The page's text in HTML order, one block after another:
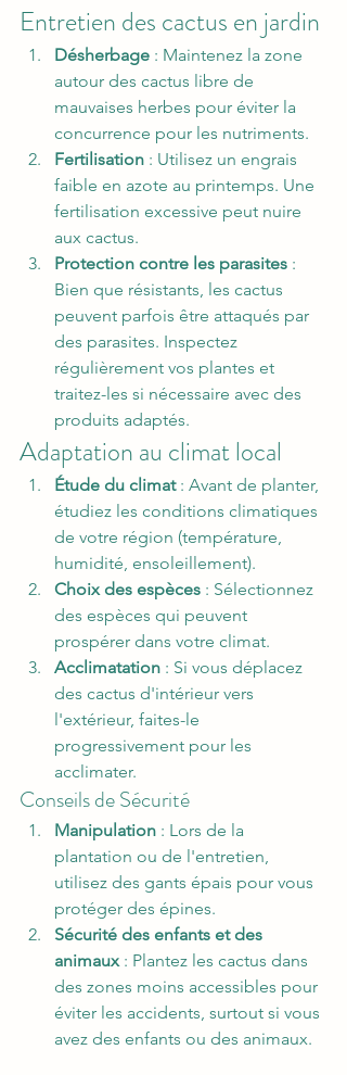
Entretien des cactus en jardin
Désherbage : Maintenez la zone
autour des cactus libre de
mauvaises herbes pour éviter la
concurrence pour les nutriments.
Fertilisation : Utilisez un engrais
faible en azote au printemps. Une
fertilisation excessive peut nuire
aux cactus.
Protection contre les parasites :
Bien que résistants, les cactus
peuvent parfois être attaqués par
des parasites. Inspectez
régulièrement vos plantes et
traitez-les si nécessaire avec des
produits adaptés.
Adaptation au climat local
Étude du climat : Avant de planter,
étudiez les conditions climatiques
de votre région (température,
humidité, ensoleillement).
Choix des espèces : Sélectionnez
des espèces qui peuvent
prospérer dans votre climat.
Acclimatation : Si vous déplacez
des cactus d'intérieur vers
l'extérieur, faites-le
progressivement pour les
acclimater.
Conseils de Sécurité
Manipulation : Lors de la
plantation ou de l'entretien,
utilisez des gants épais pour vous
protéger des épines.
Sécurité des enfants et des
animaux : Plantez les cactus dans
des zones moins accessibles pour
éviter les accidents, surtout si vous
avez des enfants ou des animaux.